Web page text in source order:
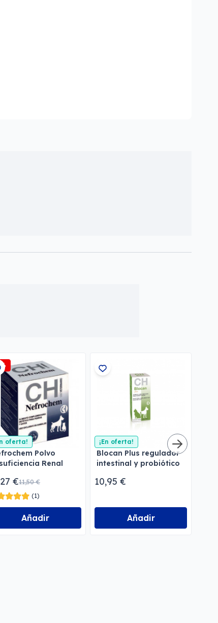
oferta!
Polvo
Renal
€11,50 €
(1)
Añadir
¡En oferta!
Blocan Plus regulador
intestinal y probiótico
10,95 €
Añadir